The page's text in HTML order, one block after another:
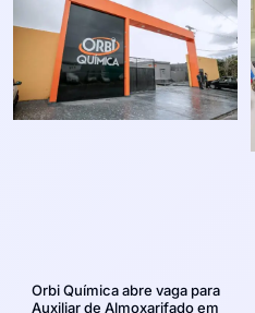
Orbi Química abre vaga para
Auxiliar de Almoxarifado em